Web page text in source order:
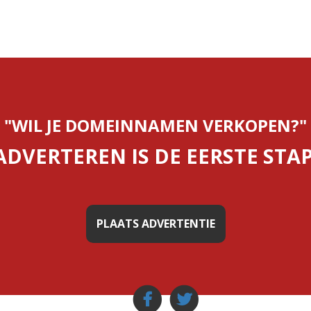
"WIL JE DOMEINNAMEN VERKOPEN?"
IS DE EERSTE
PLAATS ADVERTENTIE